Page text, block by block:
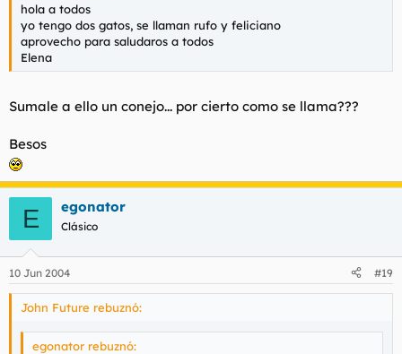
hola a todos
yo tengo dos gatos, se llaman rufo y feliciano
aprovecho para saludaros a todos
Elena
Sumale a ello un conejo... por cierto como se llama???
Besos
E egonator
Clásico
10 Jun 2004 #19
John Future rebuznó:
egonator rebuznó: